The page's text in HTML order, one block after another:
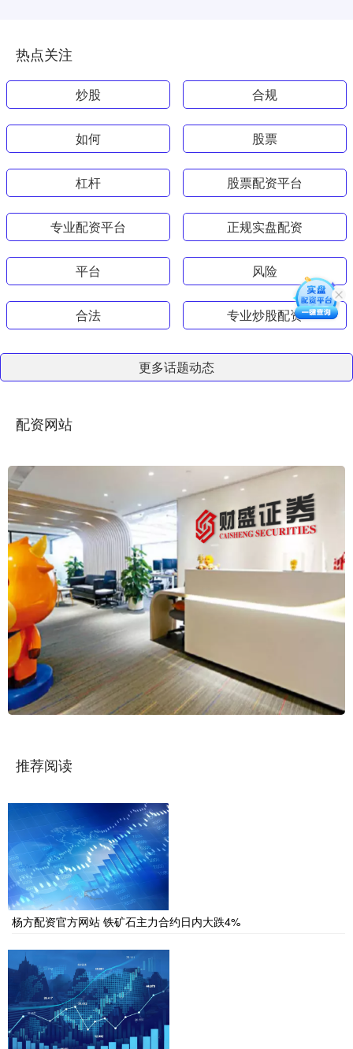
热点关注
炒股 合规
如何 股票
杠杆 股票配资平台
专业配资平台 正规实盘配资
平台 风险
合法 专业炒股配资
更多话题动态
配资网站
推荐阅读
杨方配资官方网站 铁矿石主力合约日内大跌4%